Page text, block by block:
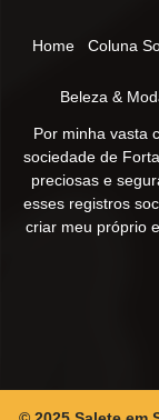
Home Coluna
Beleza &
Por minha vasta
sociedade de
preciosas e
esses registros
criar meu próprio